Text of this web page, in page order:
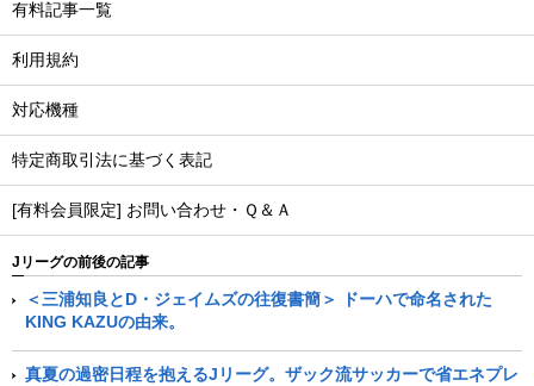
有料記事一覧
利用規約
対応機種
特定商取引法に基づく表記
[有料会員限定] お問い合わせ・Ｑ＆Ａ
Jリーグの前後の記事
＜三浦知良とD・ジェイムズの往復書簡＞ ドーハで命名された
KING KAZUの由来。
真夏の過密日程を抱えるJリーグ。ザック流サッカーで省エネプレ